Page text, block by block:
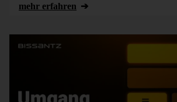
Einwilligung gilt bis auf Widerruf. Die
mehr erfahren